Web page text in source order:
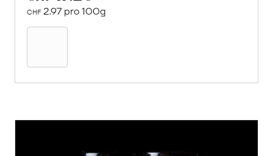
CHF 2.97 pro 100g